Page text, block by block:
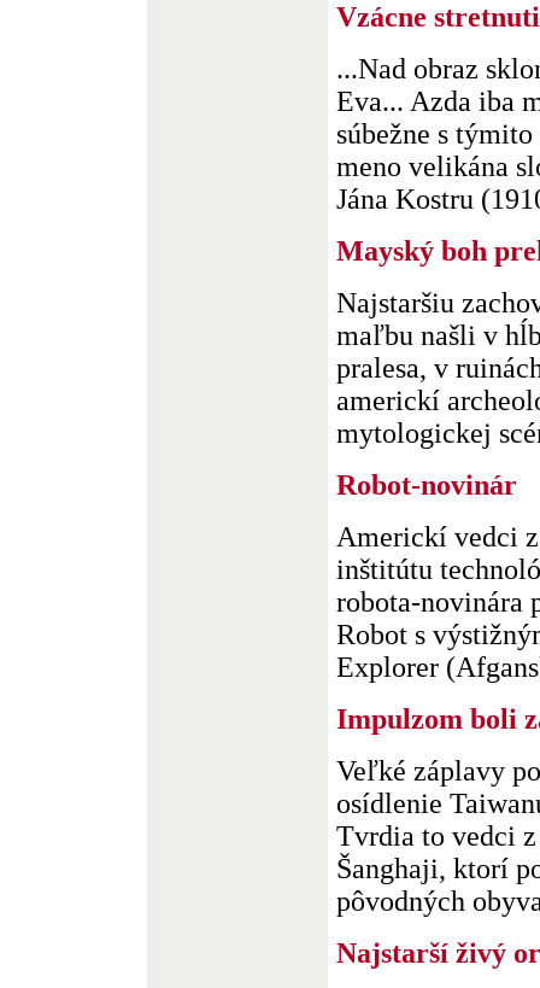
Vzácne
...Nad obraz
Eva... Azda iba
súbežne s
meno velikána
Jána Kostru
Mayský boh
Najstaršiu
maľbu našli v
pralesa, v
americkí
mytologickej
Robot-novinár
Americkí vedci z
inštitútu
robota-novinára
Robot s
Explorer
Impulzom boli
Veľké záplavy
osídlenie
Tvrdia to vedci
Šanghaji, ktorí
pôvodných
Najstarší živý